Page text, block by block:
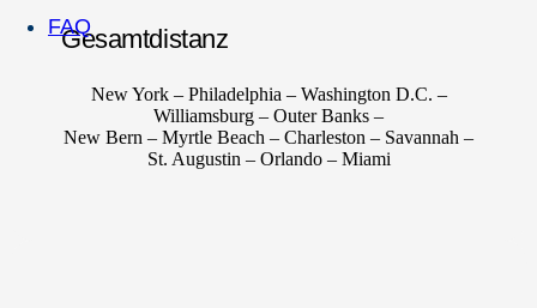
FAQ
Gesamtdistanz
New York – Philadelphia – Washington D.C. –
Williamsburg – Outer Banks –
New Bern – Myrtle Beach – Charleston – Savannah –
St. Augustin – Orlando – Miami